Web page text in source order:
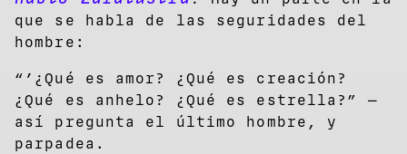
que se habla de las seguridades del
hombre:
“’¿Qué es amor? ¿Qué es creación?
¿Qué es anhelo? ¿Qué es estrella?” —
así pregunta el último hombre, y
parpadea.